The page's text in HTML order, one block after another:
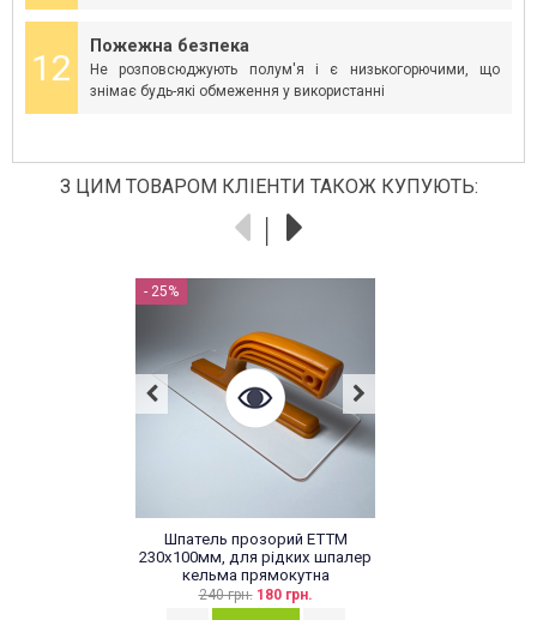
12
Пожежна безпека
Не розповсюджують полум'я і є низькогорючими, що
знімає будь-які обмеження у використанні
З ЦИМ ТОВАРОМ КЛІЕНТИ ТАКОЖ КУПУЮТЬ:
для рідких шпалер